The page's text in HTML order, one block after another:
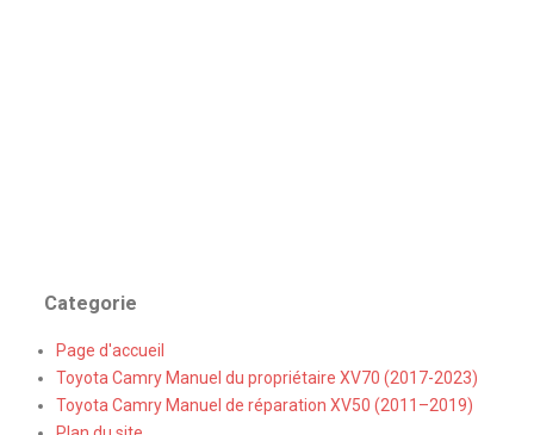
Categorie
Page d'accueil
Toyota Camry Manuel du propriétaire XV70 (2017-2023)
Toyota Camry Manuel de réparation XV50 (2011–2019)